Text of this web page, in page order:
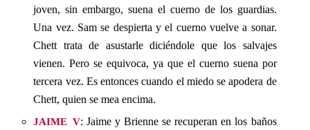
joven, sin embargo, suena el cuerno de los guardias.
Una vez. Sam se despierta y el cuerno vuelve a sonar.
Chett trata de asustarle diciéndole que los salvajes
vienen. Pero se equivoca, ya que el cuerno suena por
tercera vez. Es entonces cuando el miedo se apodera de
Chett, quien se mea encima.
jaime v: Jaime y Brienne se recuperan en los baños